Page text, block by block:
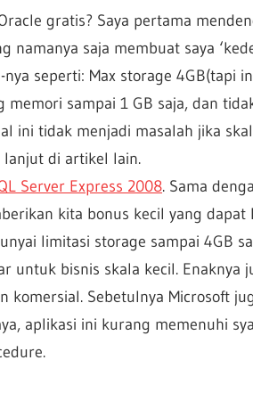
gratis? Saya pertama
namanya saja membuat saya
nya seperti: Max storage 4GB(tapi
memori sampai 1 GB saja, dan
ini tidak menjadi masalah jika
lanjut di artikel lain.
Server Express 2008. Sama
kita bonus kecil yang dapat
limitasi storage sampai 4GB
untuk bisnis skala kecil. Enaknya
komersial. Sebetulnya Microsoft
aplikasi ini kurang memenuhi